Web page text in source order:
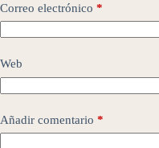
Correo electrónico *
Web
Añadir comentario *